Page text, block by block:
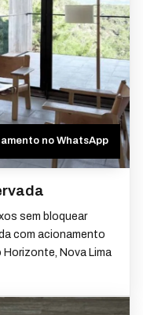
sem bloquear
com acionamento
Nova Lima
no WhatsApp